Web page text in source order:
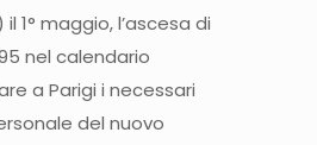
1° maggio, l’ascesa di
nel calendario
a Parigi i necessari
del nuovo